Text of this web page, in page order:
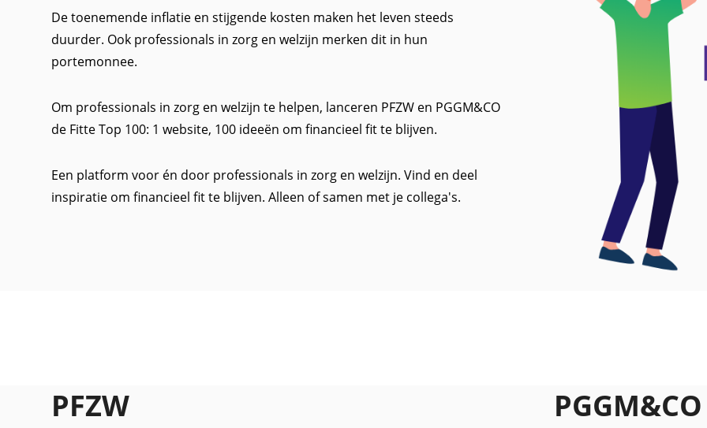
De toenemende inflatie en stijgende kosten maken het leven steeds
duurder. Ook professionals in zorg en welzijn merken dit in hun
portemonnee.
Om professionals in zorg en welzijn te helpen, lanceren PFZW en PGGM&CO
de Fitte Top 100: 1 website, 100 ideeën om financieel fit te blijven.
Een platform voor én door professionals in zorg en welzijn. Vind en deel
inspiratie om financieel fit te blijven. Alleen of samen met je collega's.
PFZW PGGM&CO